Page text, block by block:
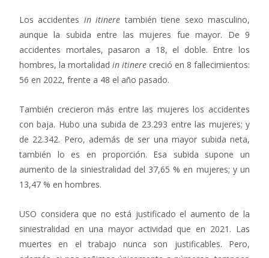
Los accidentes in itinere también tiene sexo masculino,
aunque la subida entre las mujeres fue mayor. De 9
accidentes mortales, pasaron a 18, el doble. Entre los
hombres, la mortalidad in itinere creció en 8 fallecimientos:
56 en 2022, frente a 48 el año pasado.
También crecieron más entre las mujeres los accidentes
con baja. Hubo una subida de 23.293 entre las mujeres; y
de 22.342. Pero, además de ser una mayor subida neta,
también lo es en proporción. Esa subida supone un
aumento de la siniestralidad del 37,65 % en mujeres; y un
13,47 % en hombres.
USO considera que no está justificado el aumento de la
siniestralidad en una mayor actividad que en 2021. Las
muertes en el trabajo nunca son justificables. Pero,